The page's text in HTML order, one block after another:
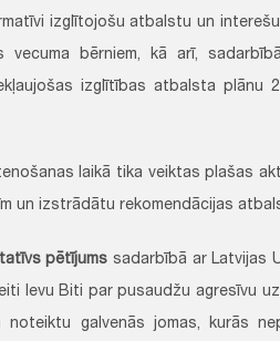
izglītojošu atbalstu un
vecuma bērniem, kā arī,
izglītības atbalsta plānu
laikā tika veiktas plašas
un izstrādātu rekomendācijas
pētījums sadarbībā ar Latvijas
Ievu Biti par pusaudžu agresīvu
noteiktu galvenās jomas, kurās